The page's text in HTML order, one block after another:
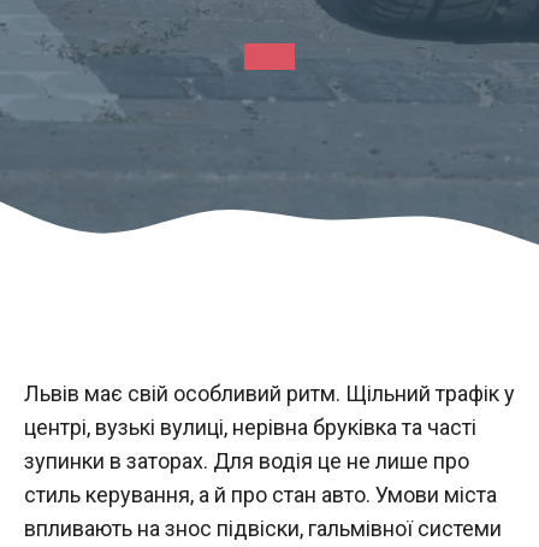
Львів має свій особливий ритм. Щільний трафік у
центрі, вузькі вулиці, нерівна бруківка та часті
зупинки в заторах. Для водія це не лише про
стиль керування, а й про стан авто. Умови міста
впливають на знос підвіски, гальмівної системи